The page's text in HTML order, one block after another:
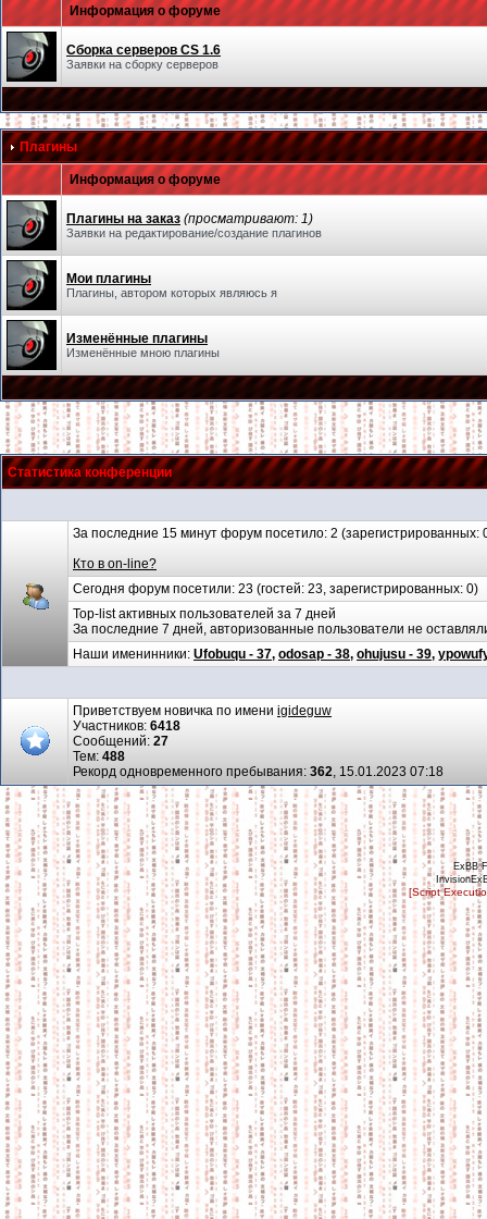
Информация о форуме
Сборка серверов CS 1.6
Заявки на сборку серверов
Плагины
Информация о форуме
Плагины на заказ (просматривают: 1)
Заявки на редактирование/создание плагинов
Мои плагины
Плагины, автором которых являюсь я
Изменённые плагины
Изменённые мною плагины
Статистика конференции
За последние 15 минут форум посетило: 2 (зарегистрированных:
Кто в on-line?
Сегодня форум посетили: 23 (гостей: 23, зарегистрированных: 0)
Top-list активных пользователей за 7 дней
За последние 7 дней, авторизованные пользователи не
Наши именинники: Ufobuqu - 37, odosap - 38, ohujusu - 39,
Приветствуем новичка по имени igideguw
Участников: 6418
Сообщений: 27
Тем: 488
Рекорд одновременного пребывания: 362, 15.01.2023 07:18
ExBB
[Script